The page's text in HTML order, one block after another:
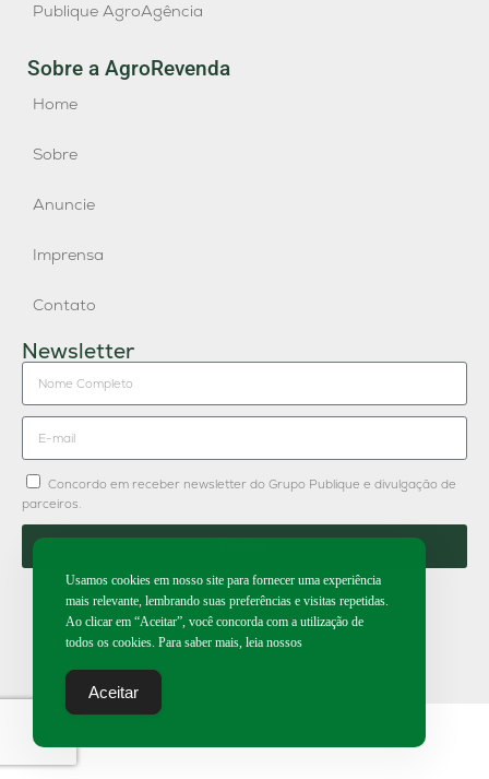
Publique AgroAgência
Sobre a AgroRevenda
Home
Sobre
Anuncie
Imprensa
Contato
Newsletter
Concordo em receber newsletter do Grupo Publique e divulgação de
parceiros.
Usamos cookies em nosso site para fornecer uma experiência
mais relevante, lembrando suas preferências e visitas repetidas.
Ao clicar em “Aceitar”, você concorda com a utilização de
todos os cookies. Para saber mais, leia nossos
Aceitar